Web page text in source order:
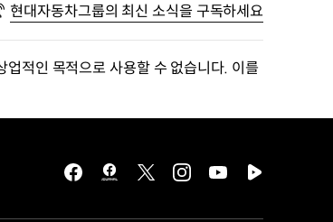
현대자동차그룹의 최신 소식을 구독하세요
적인 목적으로 사용할 수 없습니다. 이를
facebook
hmg
twitterinstagramyoutubenaver